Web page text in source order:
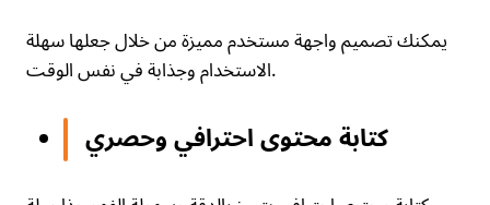
يمكنك تصميم واجهة مستخدم مميزة من خلال جعلها سهلة
الاستخدام وجذابة في نفس الوقت.
كتابة محتوى احترافي وحصري